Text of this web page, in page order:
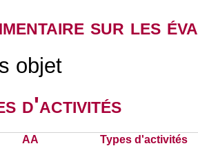
sur les
objet
d'activités
AA Types d'activités